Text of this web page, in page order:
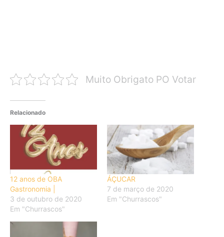
Muito Obrigato PO Votar
Relacionado
12 anos de OBA
Gastronomia |
3 de outubro de 2020
Em "Churrascos"
ÁÇUCAR
7 de março de 2020
Em "Churrascos"